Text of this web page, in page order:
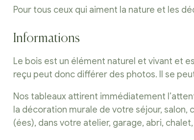
Pour tous ceux qui aiment la nature et les
Informations
Le bois est un élément naturel et vivant et
reçu peut donc différer des photos. Il se
Nos tableaux attirent immédiatement
la décoration murale de votre séjour, salon,
(ées), dans votre atelier, garage, abri,